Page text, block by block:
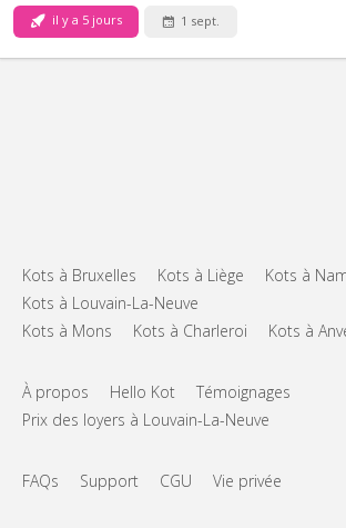
il y a 5 jours 1 sept.
Kots à Bruxelles Kots à Liège
Kots à
Kots à Louvain-La-Neuve
Kots à Mons
Kots à Charleroi Kots à
À propos Hello Kot
Témoignages
Prix des loyers à Louvain-La-Neuve
FAQs Support CGU Vie privée